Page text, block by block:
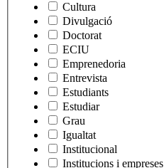
Cultura
Divulgació
Doctorat
ECIU
Emprenedoria
Entrevista
Estudiants
Estudiar
Grau
Igualtat
Institucional
Institucions i empreses